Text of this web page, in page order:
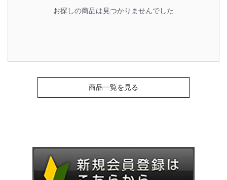
お探しの商品は見つかりませんでした
商品一覧を見る